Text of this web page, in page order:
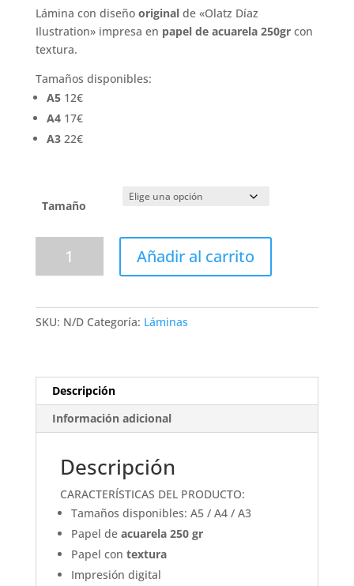
de
precios:
Lámina con diseño originalde «Olatz Díaz
Ilustration» impresa en papel de acuarela 250grcon
textura.
Tamaños disponibles:
A512€
A417€
A322€
Tamaño
CAPRICORN
Añadir al carrito
SKU: N/D Categoría: Láminas
Descripción
Información adicional
Descripción
CARACTERÍSTICAS DEL PRODUCTO:
Tamaños disponibles: A5 / A4 / A3
Papel de acuarela 250 gr
Papel con textura
Impresión digital